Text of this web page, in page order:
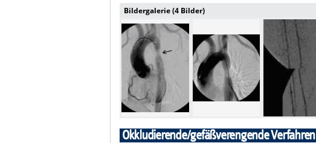
Bildergalerie (4 Bilder)
Okkludierende/gefäßverengende Verfahren